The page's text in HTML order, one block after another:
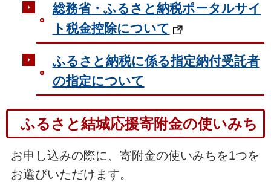
総務省・ふるさと納税ポータルサイ
ト税金控除について
ふるさと納税に係る指定納付受託者
の指定について
ふるさと結城応援寄附金の使いみち
お申し込みの際に、寄附金の使いみちを1つを
お選びいただけます。